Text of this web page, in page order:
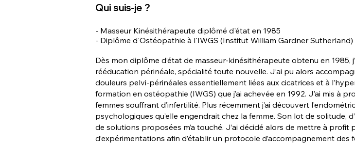
Qui suis-je ?
- Masseur Kinésithérapeute diplômé d'état en 1985
- Diplôme d'Ostéopathie à l'IWGS (Institut William Gardner Sutherland)
Dès mon diplôme d’état de masseur-kinésithérapeute obtenu en 1985,
rééducation périnéale, spécialité toute nouvelle. J’ai pu alors
douleurs pelvi-périnéales essentiellement liées aux cicatrices et à
formation en ostéopathie (IWGS) que j’ai achevée en 1992. J’ai mis à
femmes souffrant d’infertilité. Plus récemment j’ai découvert
psychologiques qu’elle engendrait chez la femme. Son lot de solitude,
de solutions proposées m’a touché. J’ai décidé alors de mettre à
d’expérimentations afin d’établir un protocole d’accompagnement